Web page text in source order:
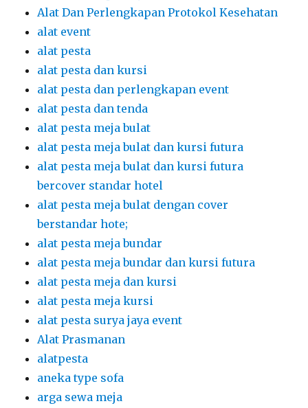
Alat Dan Perlengkapan Protokol Kesehatan
alat event
alat pesta
alat pesta dan kursi
alat pesta dan perlengkapan event
alat pesta dan tenda
alat pesta meja bulat
alat pesta meja bulat dan kursi futura
alat pesta meja bulat dan kursi futura
bercover standar hotel
alat pesta meja bulat dengan cover
berstandar hote;
alat pesta meja bundar
alat pesta meja bundar dan kursi futura
alat pesta meja dan kursi
alat pesta meja kursi
alat pesta surya jaya event
Alat Prasmanan
alatpesta
aneka type sofa
arga sewa meja